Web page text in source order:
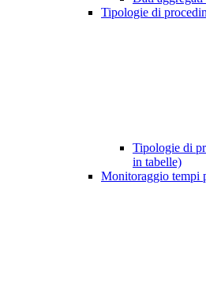
Tipologie di
Tipologie di
in tabelle)
Monitoraggio tempi